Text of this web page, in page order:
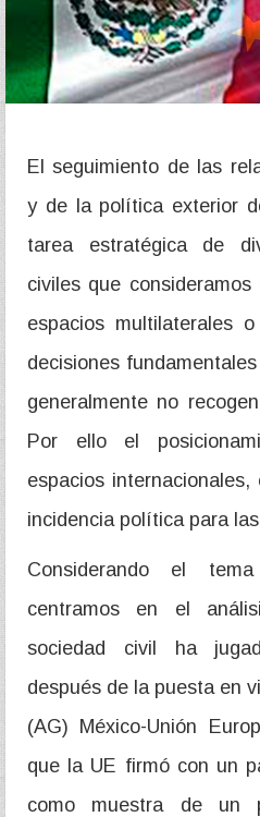
El seguimiento de las
y de la política exterior
tarea estratégica de
civiles que
espacios multilaterales
decisiones
generalmente no
Por ello el
espacios
incidencia política para
Considerando el
centramos en el
sociedad civil ha
después de la puesta en
(AG) México-Unión
que la UE firmó con un
como muestra de un